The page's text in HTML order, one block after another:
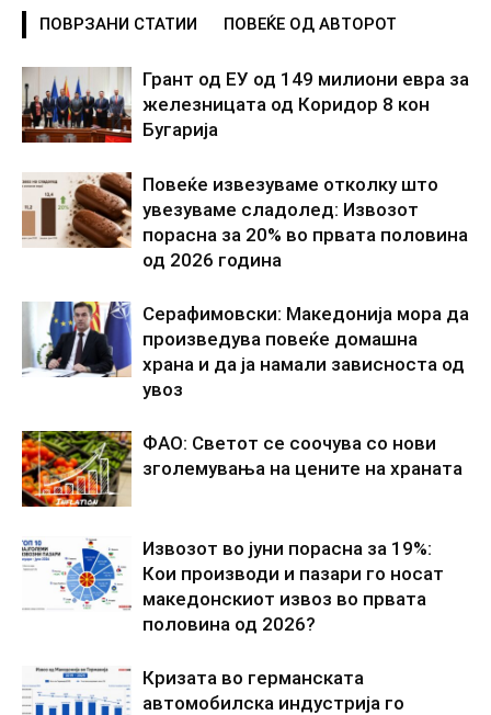
ПОВРЗАНИ СТАТИИ ПОВЕЌЕ ОД АВТОРОТ
Грант од ЕУ од 149 милиони евра за
железницата од Коридор 8 кон
Бугарија
Повеќе извезуваме отколку што
увезуваме сладолед: Извозот
порасна за 20% во првата половина
од 2026 година
Серафимовски: Македонија мора да
произведува повеќе домашна
храна и да ја намали зависноста од
увоз
ФАО: Светот се соочува со нови
зголемувања на цените на храната
Извозот во јуни порасна за 19%:
Кои производи и пазари го носат
македонскиот извоз во првата
половина од 2026?
Кризата во германската
автомобилска индустрија го